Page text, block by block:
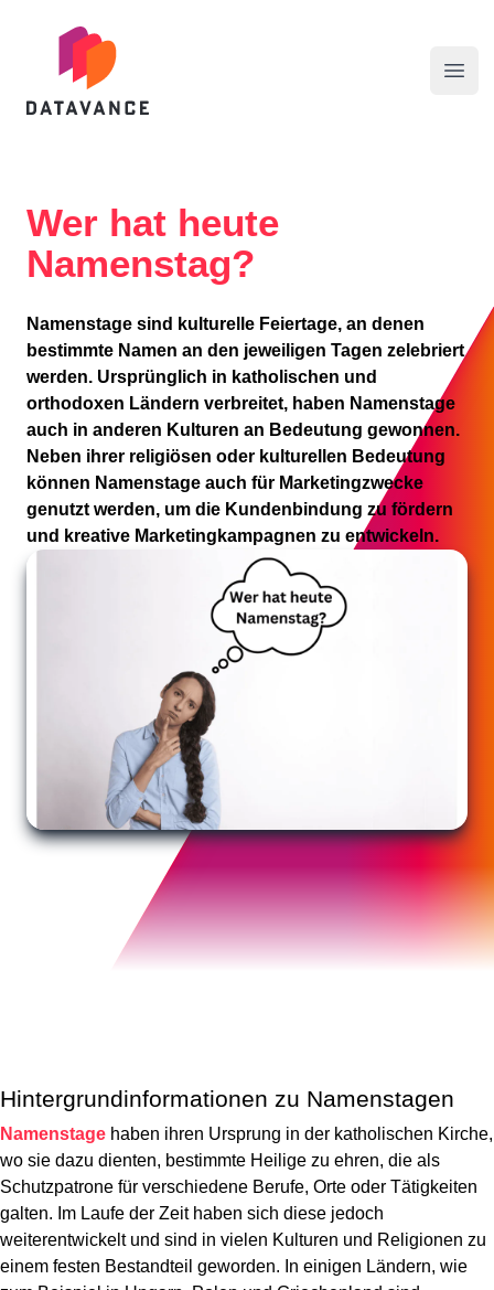
datavance GmbH
Wer hat heute
Namenstag?
Namenstage sind kulturelle Feiertage, an denen
bestimmte Namen an den jeweiligen Tagen zelebriert
werden. Ursprünglich in katholischen und
orthodoxen Ländern verbreitet, haben Namenstage
auch in anderen Kulturen an Bedeutung gewonnen.
Neben ihrer religiösen oder kulturellen Bedeutung
können Namenstage auch für Marketingzwecke
genutzt werden, um die Kundenbindung zu fördern
und kreative Marketingkampagnen zu entwickeln.
Hintergrundinformationen zu Namenstagen
Namenstage haben ihren Ursprung in der katholischen Kirche,
wo sie dazu dienten, bestimmte Heilige zu ehren, die als
Schutzpatrone für verschiedene Berufe, Orte oder Tätigkeiten
galten. Im Laufe der Zeit haben sich diese jedoch
weiterentwickelt und sind in vielen Kulturen und Religionen zu
einem festen Bestandteil geworden. In einigen Ländern, wie